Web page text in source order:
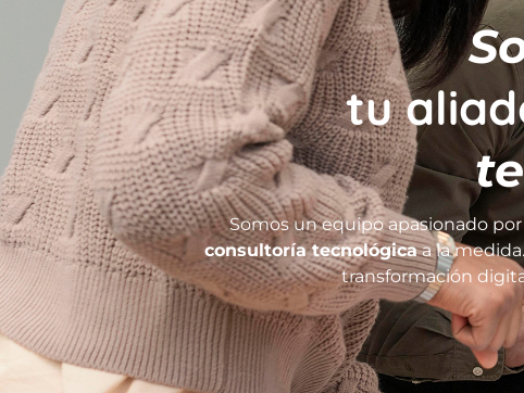
tu
Somos un equipo apasionado
consultoría tecnológicaa la
transformación